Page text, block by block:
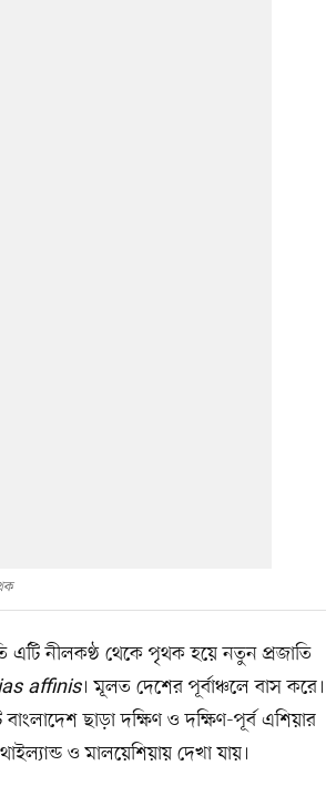
এটি নীলকণ্ঠ থেকে পৃথক হয়ে নতুন প্রজাতি
affinis। মূলত দেশের পূর্বাঞ্চলে বাস করে।
ছাড়া দক্ষিণ ও দক্ষিণ-পূর্ব এশিয়ার
ও মালয়েশিয়ায় দেখা যায়।